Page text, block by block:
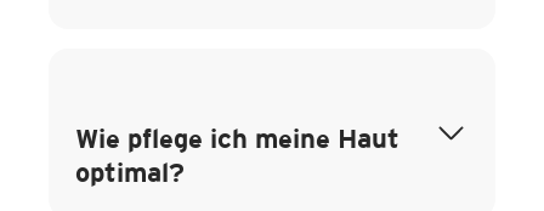
Wie pflege ich meine Haut
optimal?